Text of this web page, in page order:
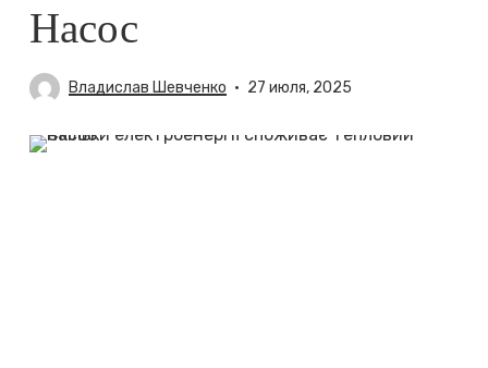
Насос
Владислав Шевченко 27 июля, 2025